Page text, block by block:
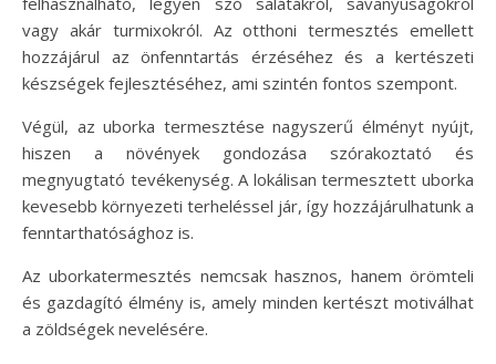
vagy akár turmixokról. Az otthoni termesztés emellett
hozzájárul az önfenntartás érzéséhez és a kertészeti
készségek fejlesztéséhez, ami szintén fontos szempont.
Végül, az uborka termesztése nagyszerű élményt nyújt,
hiszen a növények gondozása szórakoztató és
megnyugtató tevékenység. A lokálisan termesztett uborka
kevesebb környezeti terheléssel jár, így hozzájárulhatunk a
fenntarthatósághoz is.
Az uborkatermesztés nemcsak hasznos, hanem örömteli
és gazdagító élmény is, amely minden kertészt motiválhat
a zöldségek nevelésére.